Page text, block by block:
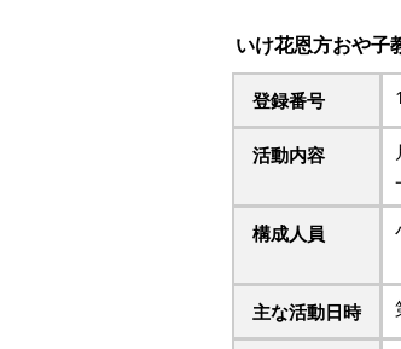
いけ花恩方おや子
登録番号
活動内容
構成人員
主な活動日時